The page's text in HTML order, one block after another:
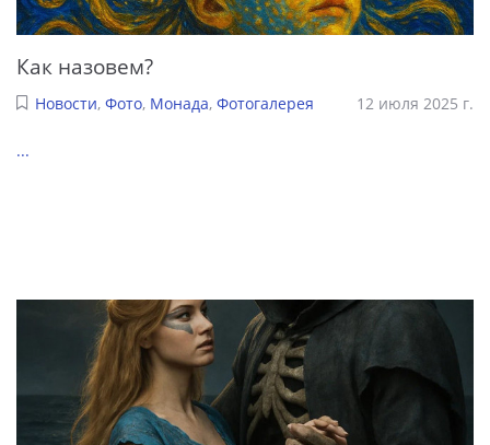
Как назовем?
Новости, Фото, Монада, Фотогалерея 12 июля 2025 г.
...